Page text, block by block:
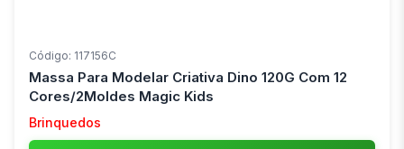
Código: 117156C
Massa Para Modelar Criativa Dino 120G Com 12
Cores/2Moldes Magic Kids
Brinquedos